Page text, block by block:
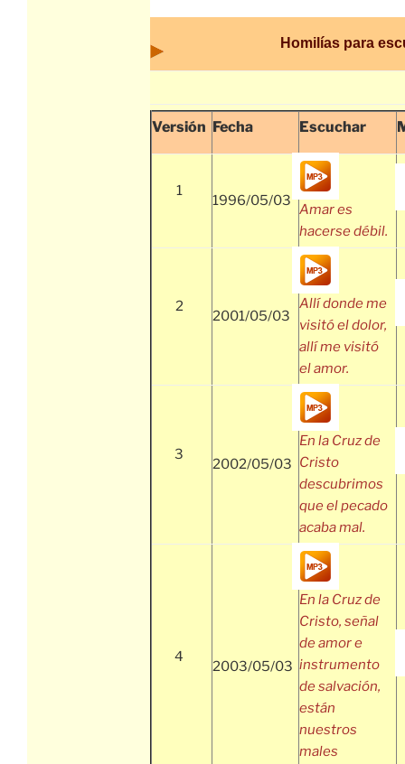
Homilías para
Versión Fecha Escuchar
1
1996/05/03
Amar es
hacerse débil.
2
2001/05/03
Allí donde me
visitó el dolor,
allí me visitó
el amor.
3
2002/05/03
En la Cruz de
Cristo
descubrimos
que el pecado
acaba mal.
4
2003/05/03
En la Cruz de
Cristo, señal
de amor e
instrumento
de salvación,
están
nuestros
males